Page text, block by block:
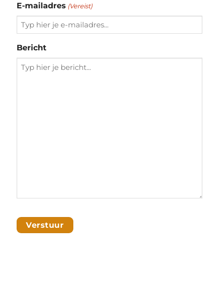
E-mailadres (Vereist)
Bericht